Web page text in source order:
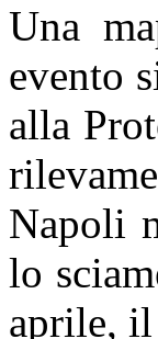
Una
evento
alla
Napoli
lo
aprile, il